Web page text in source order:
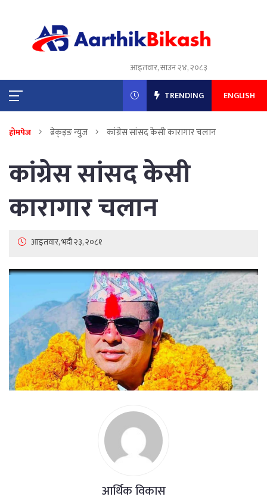
आइतवार, साउन २४, २०८३
TRENDING ENGLISH
होमपेज ब्रेक्इङ न्युज कांग्रेस सांसद केसी कारागार चलान
कांग्रेस सांसद केसी
कारागार चलान
आइतवार, भदौ २३, २०८१
आर्थिक विकास